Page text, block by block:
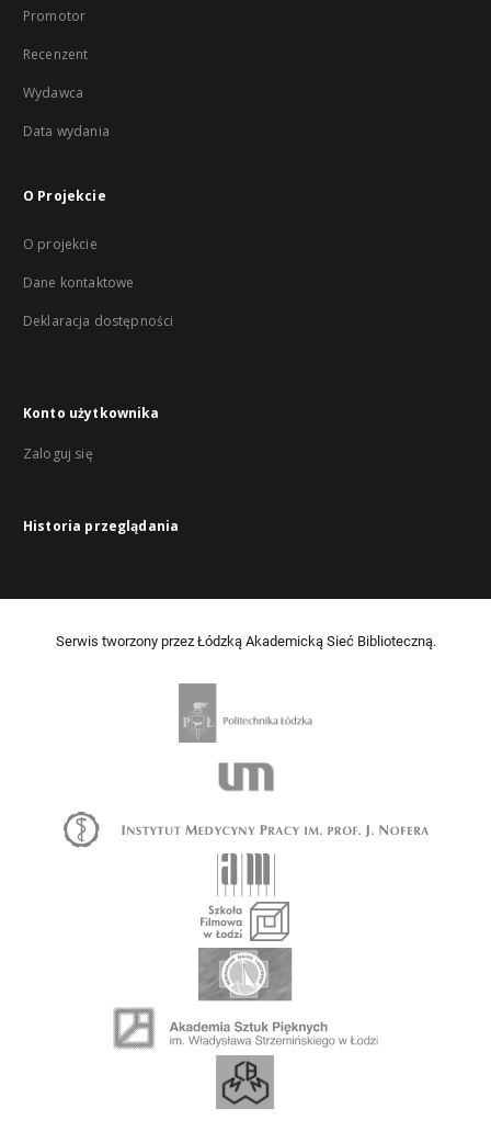
Promotor
Recenzent
Wydawca
Data wydania
O Projekcie
O projekcie
Dane kontaktowe
Deklaracja dostępności
Konto użytkownika
Zaloguj się
Historia przeglądania
Serwis tworzony przez Łódzką Akademicką Sieć Biblioteczną.